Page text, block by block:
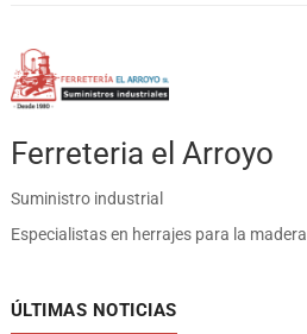
Ferreteria el Arroyo
Suministro industrial
Especialistas en herrajes para la madera
ÚLTIMAS NOTICIAS